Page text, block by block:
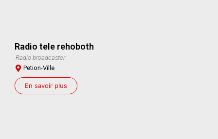
Radio tele rehoboth
Radio broadcaster
Petion-Ville
En savoir plus